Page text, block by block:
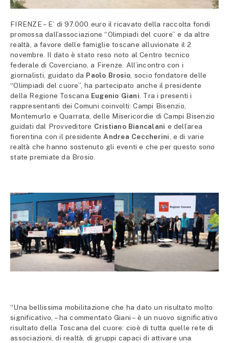
FIRENZE – E’ di 97.000 euro il ricavato della raccolta fondi
promossa dall’associazione “Olimpiadi del cuore” e da altre
realtà, a favore delle famiglie toscane alluvionate il 2
novembre. Il dato è stato reso noto al Centro tecnico
federale di Coverciano, a Firenze. All’incontro con i
giornalisti, guidato da Paolo Brosio , socio fondatore delle
“Olimpiadi del cuore”, ha partecipato anche il presidente
della Regione Toscana Eugenio Giani . Tra i presenti i
rappresentanti dei Comuni coinvolti: Campi Bisenzio,
Montemurlo e Quarrata, delle Misericordie di Campi Bisenzio
guidati dal Provveditore Cristiano Biancalani e dell’area
fiorentina con il presidente Andrea Ceccherini , e di varie
realtà che hanno sostenuto gli eventi e che per questo sono
state premiate da Brosio.
“Una bellissima mobilitazione che ha dato un risultato molto
significativo, – ha commentato Giani – è un nuovo significativo
risultato della Toscana del cuore: cioè di tutta quelle rete di
associazioni, di realtà, di gruppi capaci di attivare una